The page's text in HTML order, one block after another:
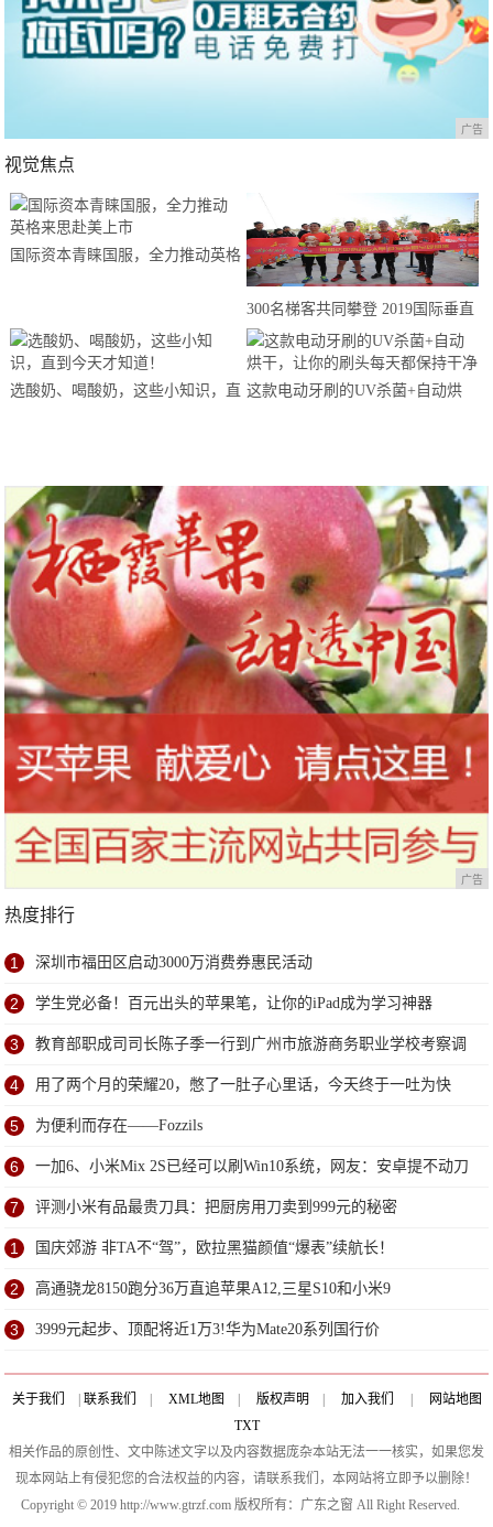
广告
视觉焦点
国际资本青睐国服，全力推动英格
300名梯客共同攀登 2019国际垂直
马拉松超级精英赛顺德海骏达中心
站欢乐开跑
选酸奶、喝酸奶，这些小知识，直 这款电动牙刷的UV杀菌+自动烘
广告
热度排行
1 深圳市福田区启动3000万消费券惠民活动
2 学生党必备！百元出头的苹果笔，让你的iPad成为学习神器
3 教育部职成司司长陈子季一行到广州市旅游商务职业学校考察调
研
4 用了两个月的荣耀20，憋了一肚子心里话，今天终于一吐为快
5 为便利而存在——Fozzils
6 一加6、小米Mix 2S已经可以刷Win10系统，网友：安卓提不动刀
了？
7 评测小米有品最贵刀具：把厨房用刀卖到999元的秘密
1 国庆郊游 非TA不“驾”，欧拉黑猫颜值“爆表”续航长！
2 高通骁龙8150跑分36万直追苹果A12,三星S10和小米9
3 3999元起步、顶配将近1万3!华为Mate20系列国行价
关于我们 联系我们 XML地图 版权声明 加入我们
网站地图
TXT
相关作品的原创性、文中陈述文字以及内容数据庞杂本站无法一一核实，如果您发
现本网站上有侵犯您的合法权益的内容，请联系我们，本网站将立即予以删除！
Copyright © 2019 http://www.gtrzf.com 版权所有：广东之窗 All Right Reserved.